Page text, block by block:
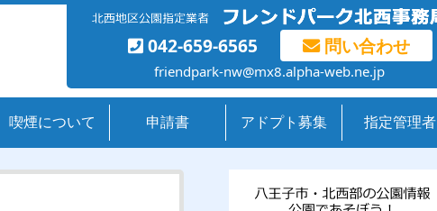
042-659-6565 問い合わせ
friendpark-nw@mx8.alpha-web.ne.jp
喫煙について 申請書 アドプト募集 指定管理者